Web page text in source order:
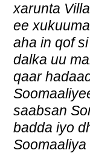
xarunta
ee
aha in qof
dalka uu
qaar
saabsan
badda iyo